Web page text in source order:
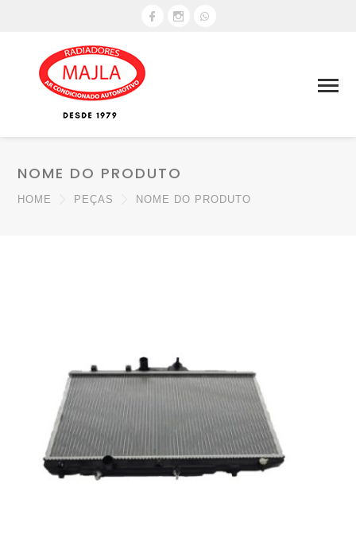
NOME DO PRODUTO
HOME PEÇAS NOME DO PRODUTO